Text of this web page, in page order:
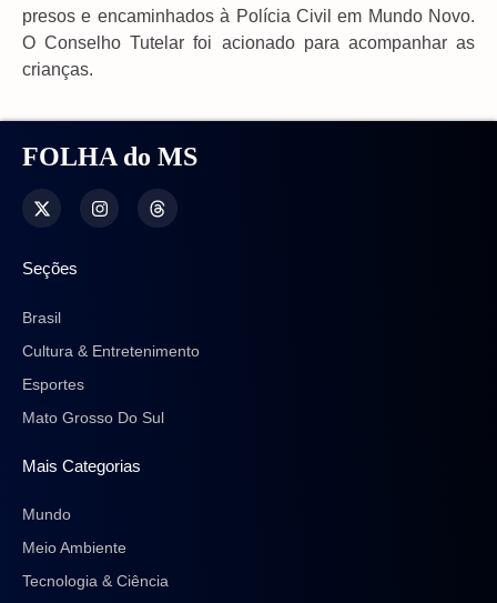
presos e encaminhados à Polícia Civil em Mundo Novo.
O Conselho Tutelar foi acionado para acompanhar as
crianças.
FOLHA do MS
Seções
Brasil
Cultura & Entretenimento
Esportes
Mato Grosso Do Sul
Mais Categorias
Mundo
Meio Ambiente
Tecnologia & Ciência